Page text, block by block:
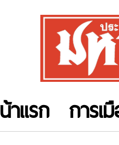
าแรก การเ